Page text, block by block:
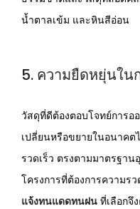
น้ำตาลเข้ม และหินสีอ่อน
5. ความยืดหยุ่นใน
วัสดุที่ดีต้องตอบโจทย์การอ
เปลี่ยนหรือขยายในอนาคต
รวดเร็ว ตรงตามมาตรฐา
โครงการที่ต้องการความร
แจ้งทนแดดทนฝน ที่เลือกจึ